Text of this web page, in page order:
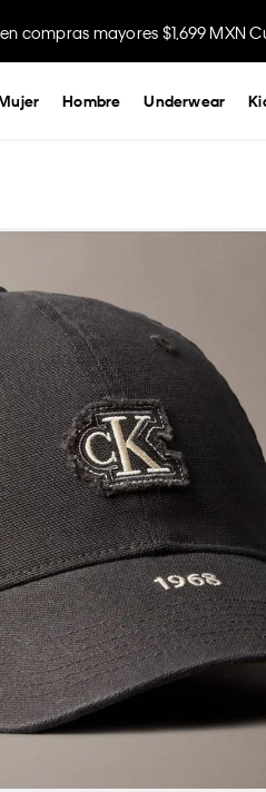
compras mayores $1,699 MXN
envío gratis comprando en la
Hombre Underwear